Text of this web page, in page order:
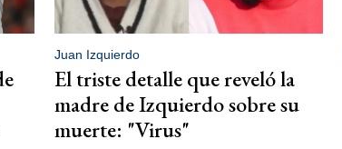
Juan Izquierdo
El triste detalle que reveló la
madre de Izquierdo sobre su
muerte: "Virus"